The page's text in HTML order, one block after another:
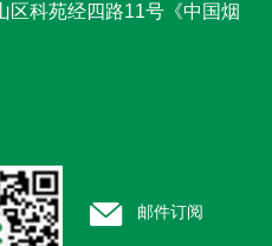
区科苑经四路11号《中国烟
邮件订阅